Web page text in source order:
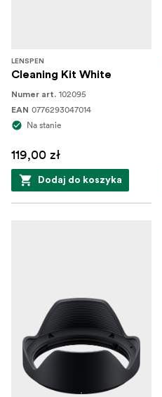
LENSPEN
Cleaning Kit White
Numer art. 102095
EAN 0776293047014
Na stanie
119,00 zł
Dodaj do koszyka